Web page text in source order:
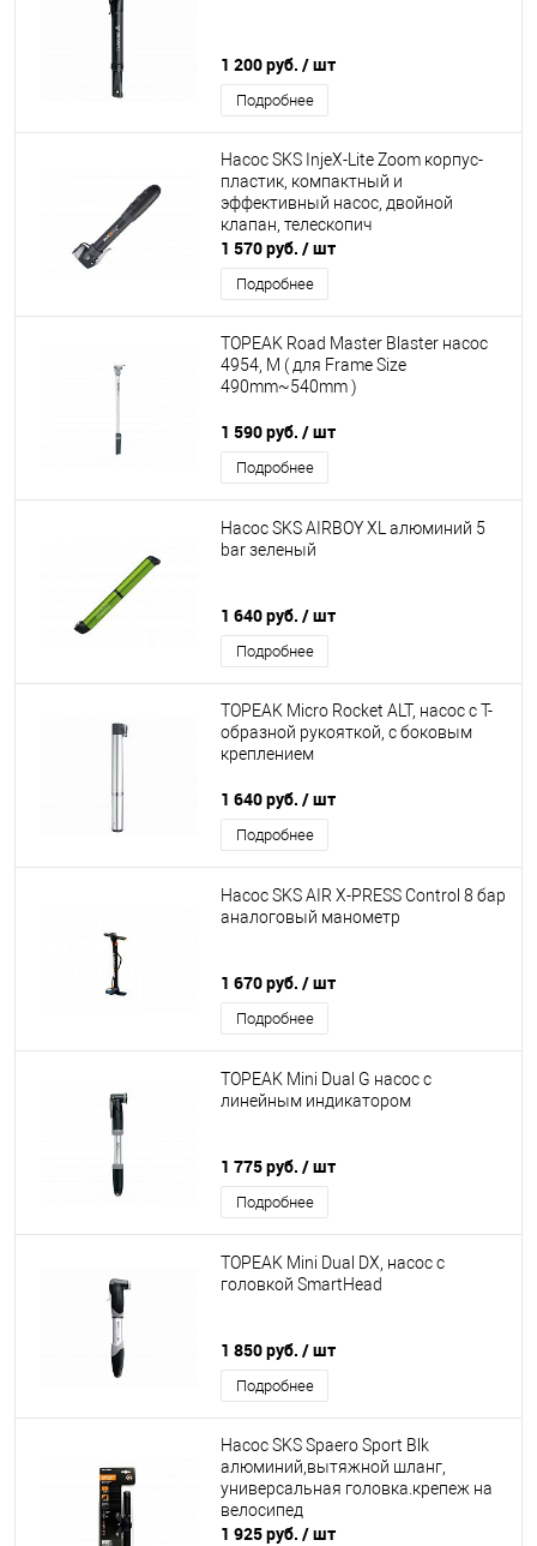
1 200 руб. / шт
Подробнее
Насос SKS InjeX-Lite Zoom корпус-
пластик, компактный и
эффективный насос, двойной
клапан, телескопич
1 570 руб. / шт
Подробнее
TOPEAK Road Master Blaster насос
4954, M ( для Frame Size
490mm~540mm )
1 590 руб. / шт
Подробнее
Насос SKS AIRBOY XL алюминий 5
bar зеленый
1 640 руб. / шт
Подробнее
TOPEAK Micro Rocket ALT, насос с T-
образной рукояткой, с боковым
креплением
1 640 руб. / шт
Подробнее
Насос SKS AIR X-PRESS Control 8 бар
аналоговый манометр
1 670 руб. / шт
Подробнее
TOPEAK Mini Dual G насос с
линейным индикатором
1 775 руб. / шт
Подробнее
TOPEAK Mini Dual DX, насос с
головкой SmartHead
1 850 руб. / шт
Подробнее
Насос SKS Spaero Sport Blk
алюминий,вытяжной шланг,
универсальная головка.крепеж на
велосипед
1 925 руб. / шт